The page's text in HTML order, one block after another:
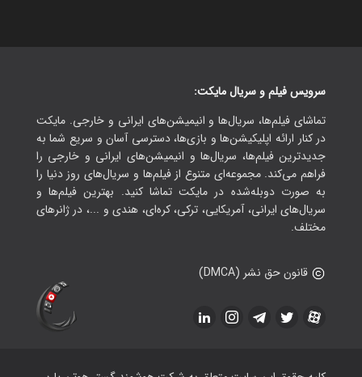
سرویس فیلم و سریال مایکت:
تماشای فیلم‌ها، سریال‌ها و انیمیشن‌های ایرانی و خارجی. مایکت
در کنار ارائه اپلیکیشن‌ها و بازی‌ها، دسترسی آسان و سریع شما به
جدیدترین فیلم‌ها، سریال‌ها و انیمیشن‌های ایرانی و خارجی را
فراهم می‌کند. مجموعه‌ای متنوع از فیلم‌ها و سریال‌های روز دنیا را
به صورت دوبله‌شده در مایکت تماشا کنید. بهترین فیلم‌ها و
سریال‌های ایرانی، آمریکایی، ترکی، کره‌ای، هندی و ...، در ژانرهای
مختلف.
قانون حق نشر (DMCA)